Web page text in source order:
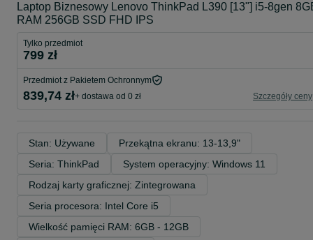
Laptop Biznesowy Lenovo ThinkPad L390 [13"] i5-8gen
RAM 256GB SSD FHD IPS
Tylko przedmiot
799 zł
Przedmiot z Pakietem Ochronnym
839,74 zł+ dostawa od 0 zł Szczegóły ceny
Stan: Używane
Przekątna ekranu: 13-13,9"
Seria: ThinkPad
System operacyjny: Windows 11
Rodzaj karty graficznej: Zintegrowana
Seria procesora: Intel Core i5
Wielkość pamięci RAM: 6GB - 12GB